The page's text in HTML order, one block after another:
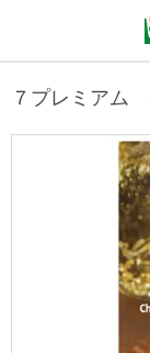
商品のご案内
商品のご案内トッ
商品カテゴリ一覧
セール・キャ
サービストップ
私たちの取組み
７プレミアム